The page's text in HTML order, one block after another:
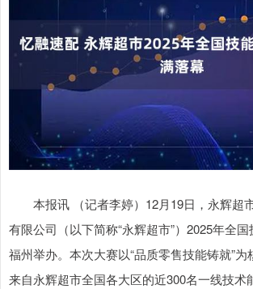
本报讯 （记者李婷）12月19日，永辉超
有限公司（以下简称“永辉超市”）2025年全
福州举办。本次大赛以“品质零售技能铸就”为
来自永辉超市全国各大区的近300名一线技术